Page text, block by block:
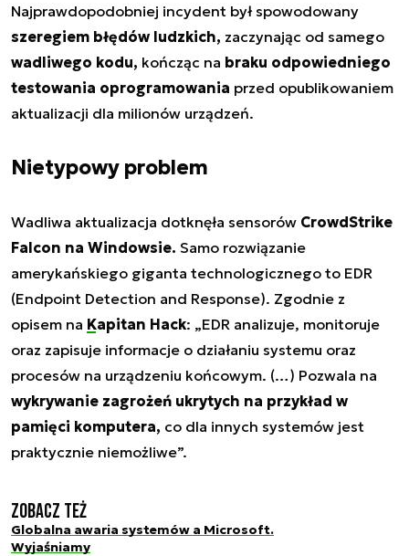
Najprawdopodobniej incydent był spowodowany
szeregiem błędów ludzkich, zaczynając od samego
wadliwego kodu, kończąc na braku odpowiedniego
testowania oprogramowania przed opublikowaniem
aktualizacji dla milionów urządzeń.
Nietypowy problem
Wadliwa aktualizacja dotknęła sensorów CrowdStrike
Falcon na Windowsie. Samo rozwiązanie
amerykańskiego giganta technologicznego to EDR
(Endpoint Detection and Response). Zgodnie z
opisem na Kapitan Hack: „EDR analizuje, monitoruje
oraz zapisuje informacje o działaniu systemu oraz
procesów na urządzeniu końcowym. (…) Pozwala na
wykrywanie zagrożeń ukrytych na przykład w
pamięci komputera, co dla innych systemów jest
praktycznie niemożliwe”.
Zobacz też
Globalna awaria systemów a Microsoft.
Wyjaśniamy